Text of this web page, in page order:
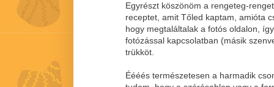
Egyrészt köszönöm a rengeteg-
receptet, amit Tőled kaptam, amióta
hogy megtaláltalak a fotós oldalon,
fotózással kapcsolatban (másik
trükköt.
Éééés természetesen a harmadik